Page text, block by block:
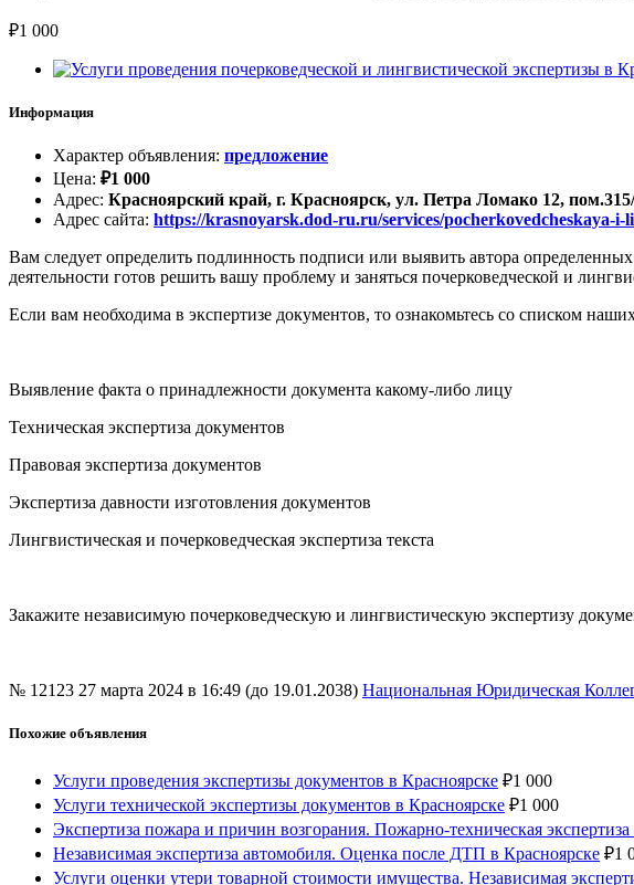
₽1 000
Информация
Характер объявления: предложение
Цена: ₽1 000
Адрес: Красноярский край, г. Красноярск, ул. Петра Ломако 12,
Адрес сайта: https://krasnoyarsk.dod-ru.ru/services/pocherkovedcheskaya-i-
Вам следует определить подлинность подписи или выявить автора
деятельности готов решить вашу проблему и заняться почерковедческой и
Если вам необходима в экспертизе документов, то ознакомьтесь со списком
Выявление факта о принадлежности документа какому-либо лицу
Техническая экспертиза документов
Правовая экспертиза документов
Экспертиза давности изготовления документов
Лингвистическая и почерковедческая экспертиза текста
Закажите независимую почерковедческую и лингвистическую экспертизу
№ 12123 27 марта 2024 в 16:49 (до 19.01.2038) Национальная Юридическая
Похожие объявления
Услуги проведения экспертизы документов в Красноярске ₽1 000
Услуги технической экспертизы документов в Красноярске ₽1 000
Экспертиза пожара и причин возгорания. Пожарно-техническая
Независимая экспертиза автомобиля. Оценка после ДТП в Красноярске ₽1
Услуги оценки утери товарной стоимости имущества. Независимая